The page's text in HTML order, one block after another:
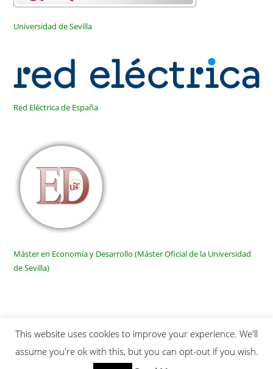
Universidad de Sevilla
Red Eléctrica de España
Máster en Economía y Desarrollo (Máster Oficial de la Universidad
de Sevilla)
Publicaciones
Contactar
This website uses cookies to improve your experience. We'll
assume you're ok with this, but you can opt-out if you wish.